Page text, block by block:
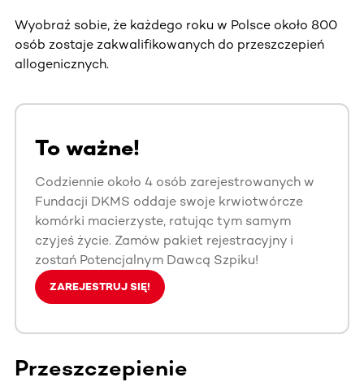
Wyobraź sobie, że każdego roku w Polsce około 800
osób zostaje zakwalifikowanych do przeszczepień
allogenicznych.
To ważne!
Codziennie około 4 osób zarejestrowanych w
Fundacji DKMS oddaje swoje krwiotwórcze
komórki macierzyste, ratując tym samym
czyjeś życie. Zamów pakiet rejestracyjny i
zostań Potencjalnym Dawcą Szpiku!
ZAREJESTRUJ SIĘ!
Przeszczepienie